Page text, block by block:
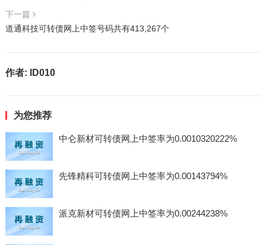
下一篇
道通科技可转债网上中签号码共有413,267个
作者: ID010
为您推荐
中仑新材可转债网上中签率为0.0010320222%
先锋精科可转债网上中签率为0.00143794%
派克新材可转债网上中签率为0.00244238%